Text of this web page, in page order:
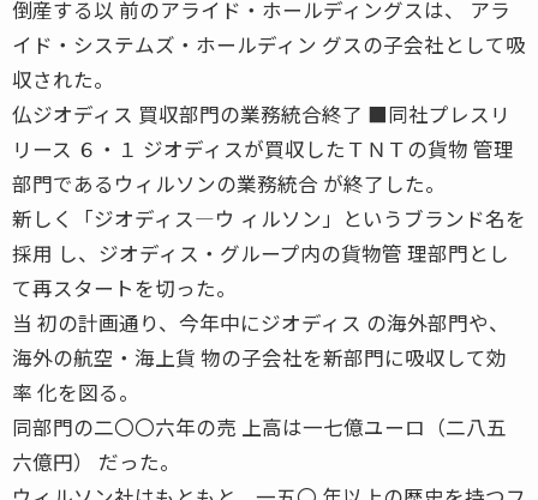
倒産する以 前のアライド・ホールディングスは、 アラ
イド・システムズ・ホールディン グスの子会社として吸
収された。
仏ジオディス 買収部門の業務統合終了 ■同社プレスリ
リース ６・１ ジオディスが買収したＴＮＴの貨物 管理
部門であるウィルソンの業務統合 が終了した。
新しく「ジオディス―ウ ィルソン」というブランド名を
採用 し、ジオディス・グループ内の貨物管 理部門とし
て再スタートを切った。
当 初の計画通り、今年中にジオディス の海外部門や、
海外の航空・海上貨 物の子会社を新部門に吸収して効
率 化を図る。
同部門の二〇〇六年の売 上高は一七億ユーロ（二八五
六億円） だった。